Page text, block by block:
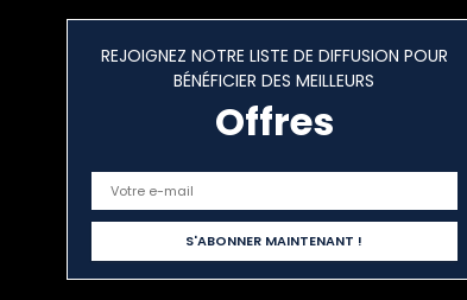
REJOIGNEZ NOTRE LISTE DE DIFFUSION POUR
BÉNÉFICIER DES MEILLEURS
Offres